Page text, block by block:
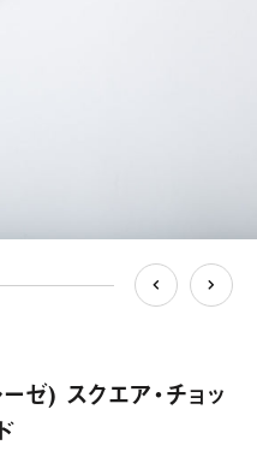
) スクエア・チョッ